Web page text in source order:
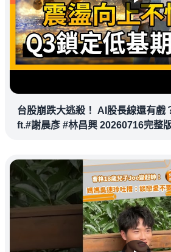
台股崩跌大逃殺！ AI股長線還有戲
ft.#謝晨彥 #林昌興 20260716完整